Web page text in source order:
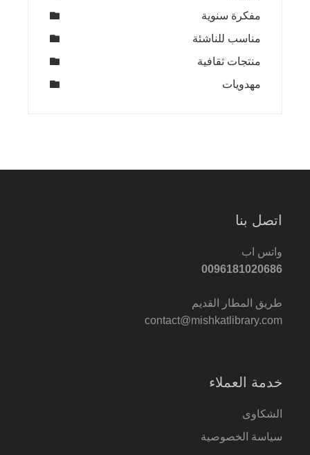
مفكرة سنوية
مناسب للناشئة
منتجات ثقافية
مهدويات
اتصل بنا
واتس اب
0096181020686
طريق المطار القديم
contact@mishkatlibrary.com
خدمة العملاء
الشكاوى
سياسة الخصوصية